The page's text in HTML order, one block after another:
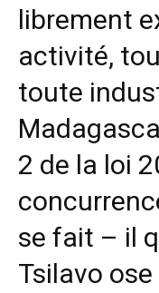
librement
activité,
toute
2 de la loi
se fait – il
Tsilavo